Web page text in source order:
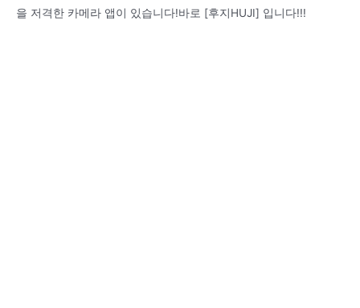
을 저격한 카메라 앱이 있습니다!바로 [후지HUJI] 입니다!!!